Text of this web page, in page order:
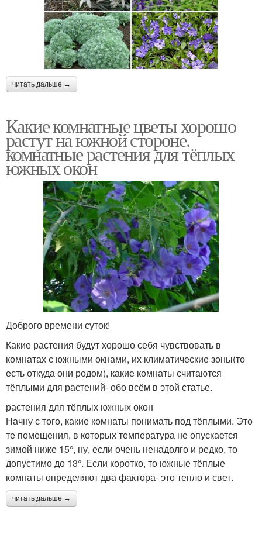
читать дальше →
Какие комнатные цветы хорошо
растут на южной стороне.
комнатные растения для тёплых
южных окон
Доброго времени суток!
Какие растения будут хорошо себя чувствовать в
комнатах с южными окнами, их климатические зоны(то
есть откуда они родом), какие комнаты считаются
тёплыми для растений- обо всём в этой статье.
растения для тёплых южных окон
Начну с того, какие комнаты понимать под тёплыми. Это
те помещения, в которых температура не опускается
зимой ниже 15°, ну, если очень ненадолго и редко, то
допустимо до 13°. Если коротко, то южные тёплые
комнаты определяют два фактора- это тепло и свет.
читать дальше →